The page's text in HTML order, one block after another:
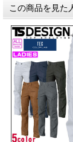
この商品を見た